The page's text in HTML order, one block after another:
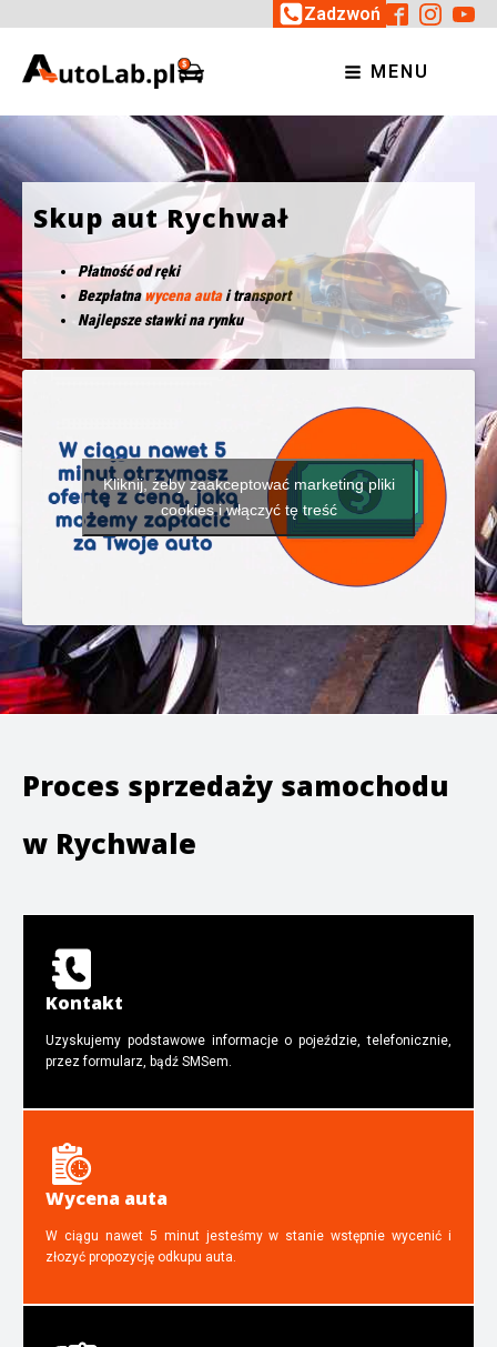
Zadzwoń
MENU
Skup aut Rychwał
Płatność od ręki
Bezpłatnawycena autai transport
Najlepsze stawki na rynku
Kliknij, żeby zaakceptować marketing pliki
cookies i włączyć tę treść
Proces sprzedaży samochodu
w Rychwale
Kontakt
Uzyskujemy podstawowe informacje o pojeździe, telefonicznie,
przez formularz, bądź SMSem.
Wycena auta
W ciągu nawet 5 minut jesteśmy w stanie wstępnie wycenić i
złozyć propozycję odkupu auta.